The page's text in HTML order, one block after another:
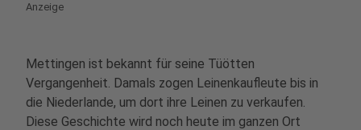
Anzeige
Mettingen ist bekannt für seine Tüötten
Vergangenheit. Damals zogen Leinenkaufleute bis in
die Niederlande, um dort ihre Leinen zu verkaufen.
Diese Geschichte wird noch heute im ganzen Ort